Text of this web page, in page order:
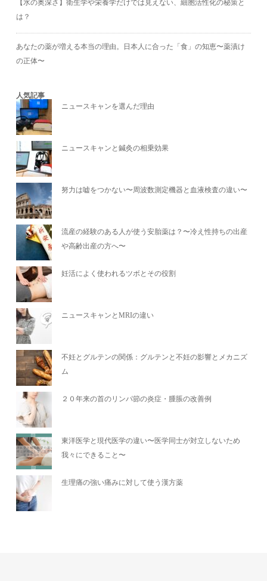
【水の奥深さ】衛生学や栄養学だけでは見えない、細胞活性化の秘策と
は？
あなたの薬が増える本当の理由。日本人に合った「食」の知恵〜薬漬け
の正体〜
人気記事
ニュースキャンを選んだ理由
ニュースキャンと鍼灸の相乗効果
努力は嘘をつかない〜周波数測定機器と血液検査の違い〜
流産の経験のある人が使う安胎薬は？〜冷え性持ちの出産
や高齢出産の方へ〜
妊活によく使われるツボとその役割
ニュースキャンとMRIの違い
不妊とグルテンの関係：グルテンと不妊の影響とメカニズ
ム
２０年来の首のリンパ節の炎症・腫脹の改善例
東洋医学と現代医学の違い〜医学同士が対立しないため
我々にできること〜
生理痛の強い痛みに対して使う漢方薬